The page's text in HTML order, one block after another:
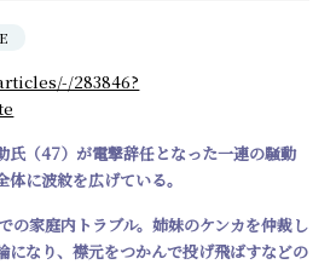
283846?
氏（47）が電撃辞任となった一連の騒動
体に波紋を広げている。
の家庭内トラブル。姉妹のケンカを仲裁し
になり、襟元をつかんで投げ飛ばすなどの